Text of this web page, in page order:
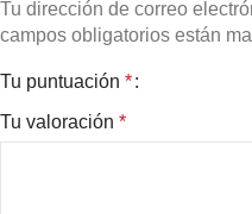
Tu dirección de correo
campos obligatorios están
Tu puntuación *
Tu valoración *